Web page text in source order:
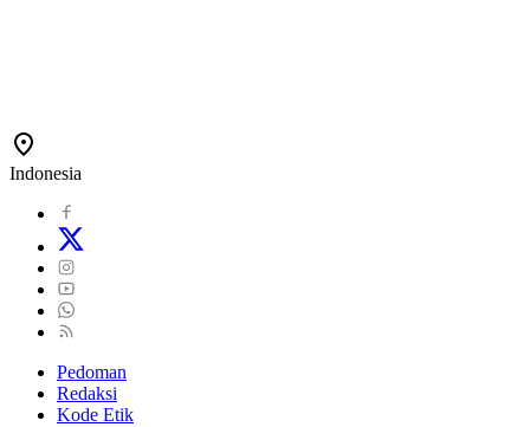
Indonesia
Pedoman
Redaksi
Kode Etik